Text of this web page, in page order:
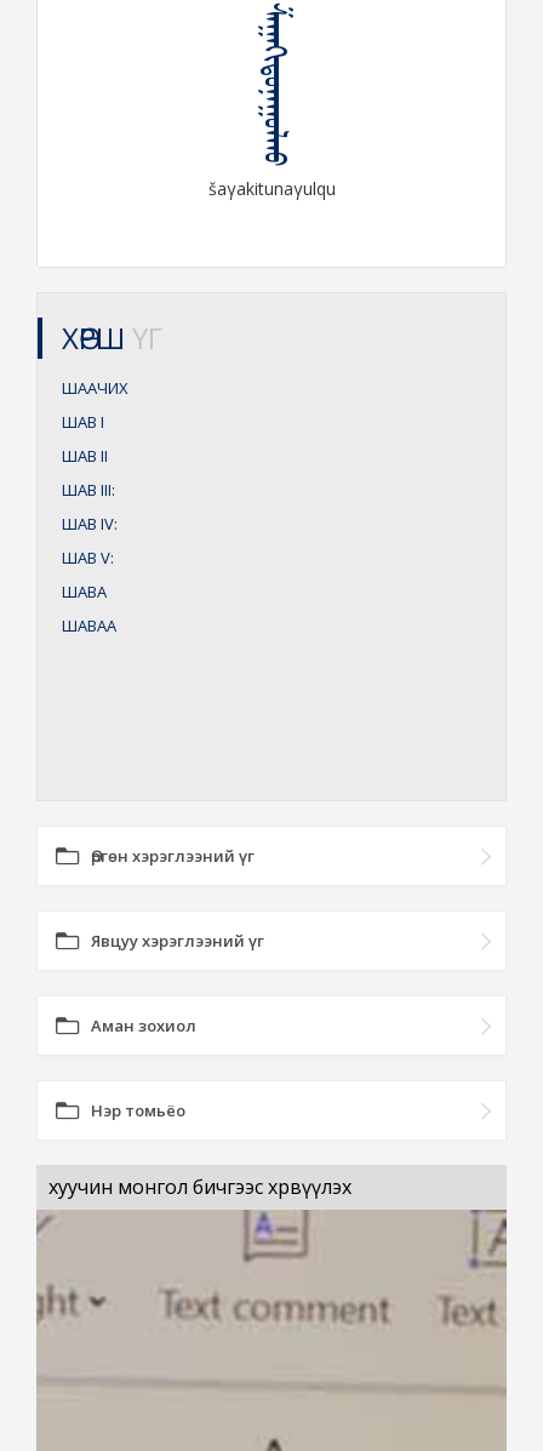
ᠱᠠᠭᠠᠬᠢᠲᠤᠨᠠᠭᠤᠯᠬᠤ
šaγakitunaγulqu
ХӨРШ ҮГ
ШААЧИХ
ШАВ I
ШАВ II
ШАВ III:
ШАВ IV:
ШАВ V:
ШАВА
ШАВАА
Өргөн хэрэглээний үг
Явцуу хэрэглээний үг
Аман зохиол
Нэр томьёо
хуучин монгол бичгээс хөрвүүлэх